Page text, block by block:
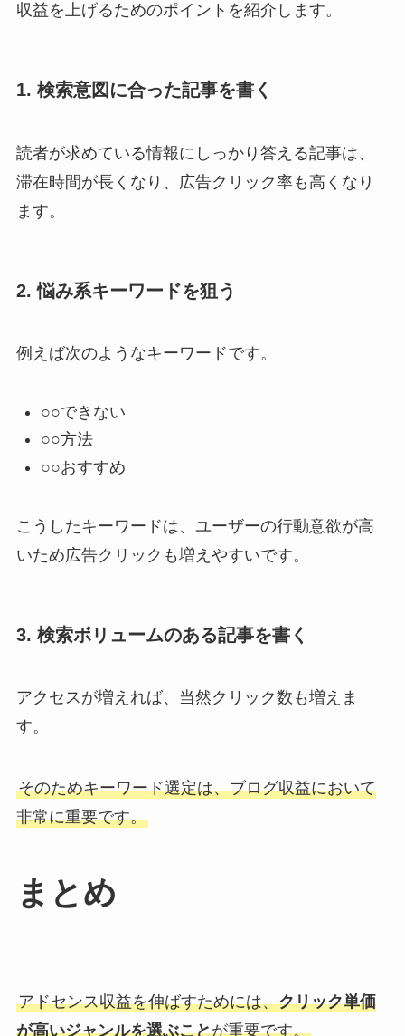
収益を上げるためのポイントを紹介します。
1. 検索意図に合った記事を書く
読者が求めている情報にしっかり答える記事は、
滞在時間が長くなり、広告クリック率も高くなり
ます。
2. 悩み系キーワードを狙う
例えば次のようなキーワードです。
○○できない
○○方法
○○おすすめ
こうしたキーワードは、ユーザーの行動意欲が高
いため広告クリックも増えやすいです。
3. 検索ボリュームのある記事を書く
アクセスが増えれば、当然クリック数も増えま
す。
そのためキーワード選定は、ブログ収益において
非常に重要です。
まとめ
アドセンス収益を伸ばすためには、クリック単価
が高いジャンルを選ぶことが重要です。